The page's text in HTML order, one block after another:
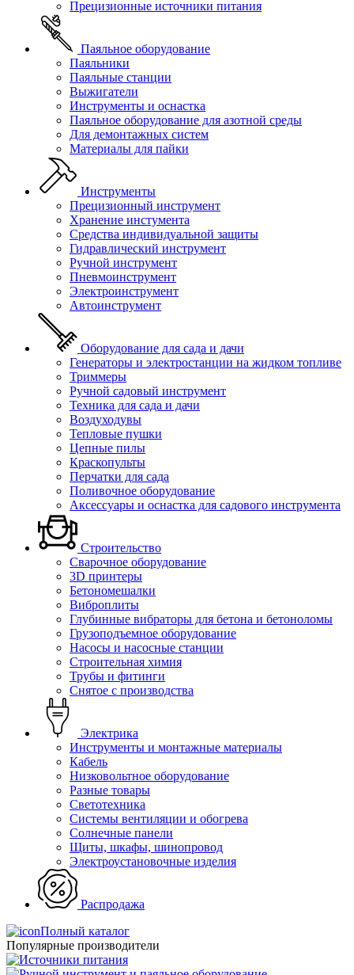
Прецизионные источники питания
Паяльное оборудование
Паяльники
Паяльные станции
Выжигатели
Инструменты и оснастка
Паяльное оборудование для азотной среды
Для демонтажных систем
Материалы для пайки
Инструменты
Прецизионный инструмент
Хранение инстумента
Средства индивидуальной защиты
Гидравлический инструмент
Ручной инструмент
Пневмоинструмент
Электроинструмент
Автоинструмент
Оборудование для сада и дачи
Генераторы и электростанции на жидком топливе
Триммеры
Ручной садовый инструмент
Техника для сада и дачи
Воздуходувы
Тепловые пушки
Цепные пилы
Краскопульты
Перчатки для сада
Поливочное оборудование
Аксессуары и оснастка для садового инструмента
Строительство
Сварочное оборудование
3D принтеры
Бетономешалки
Виброплиты
Глубинные вибраторы для бетона и бетоноломы
Грузоподъемное оборудование
Насосы и насосные станции
Строительная химия
Трубы и фитинги
Снятое с производства
Электрика
Инструменты и монтажные материалы
Кабель
Низковольтное оборудование
Разные товары
Светотехника
Системы вентиляции и обогрева
Солнечные панели
Щиты, шкафы, шинопровод
Электроустановочные изделия
Распродажа
Полный каталог
Популярные производители